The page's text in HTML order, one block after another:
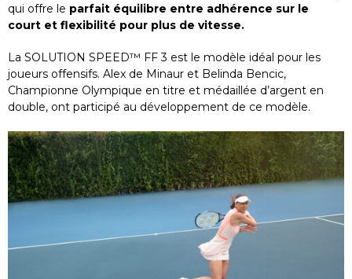
qui offre le parfait équilibre entre adhérence sur le
court et flexibilité pour plus de vitesse.
La SOLUTION SPEED™ FF 3 est le modèle idéal pour les
joueurs offensifs. Alex de Minaur et Belinda Bencic,
Championne Olympique en titre et médaillée d’argent en
double, ont participé au développement de ce modèle.